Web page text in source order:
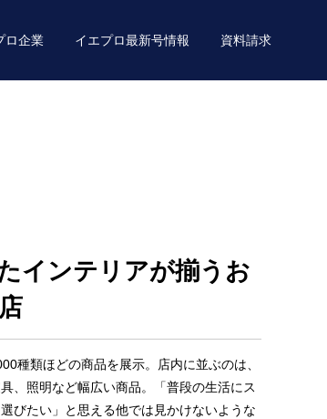
ロ企業 イエプロ最新号情報 資料請求
インテリアが揃うお
店
種類ほどの商品を展示。店内に並ぶのは、
、照明など幅広い商品。「普段の生活にス
びたい」と思える他では見かけないような